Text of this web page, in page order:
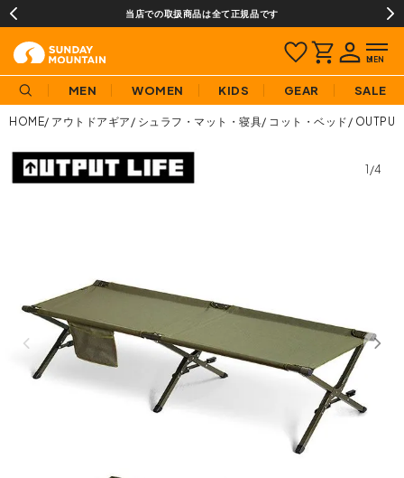
当店での取扱商品は全て正規品です
MEN WOMEN KIDS GEAR SALE
HOME アウトドアギア シュラフ・マット・寝具 コット・ベッド
1/4